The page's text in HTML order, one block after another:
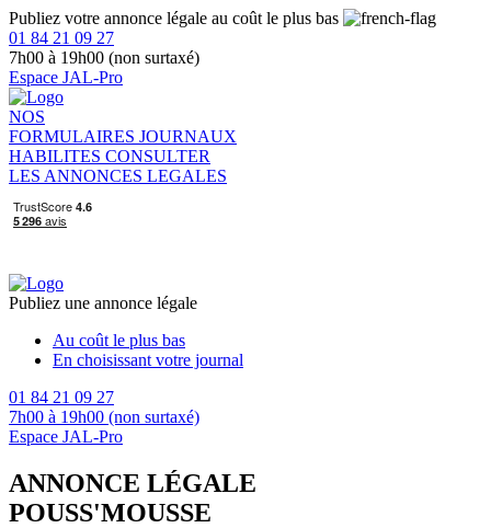
Publiez votre annonce légale au coût le plus bas
01 84 21 09 27
7h00 à 19h00 (non surtaxé)
Espace JAL-Pro
NOS
FORMULAIRES JOURNAUX
HABILITES CONSULTER
LES ANNONCES LEGALES
Publiez une annonce légale
Au coût le plus bas
En choisissant votre journal
01 84 21 09 27
7h00 à 19h00 (non surtaxé)
Espace JAL-Pro
ANNONCE LÉGALE
POUSS'MOUSSE